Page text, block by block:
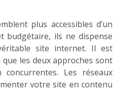
plus accessibles d’un
budgétaire, ils ne dispense
site internet. Il est
les deux approches sont
Les réseaux
votre site en contenu